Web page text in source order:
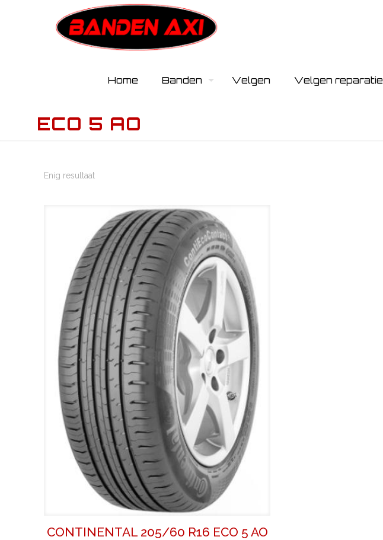
Home Banden Velgen Velgen reparatie
ECO 5 AO
Enig resultaat
CONTINENTAL 205/60 R16 ECO 5 AO